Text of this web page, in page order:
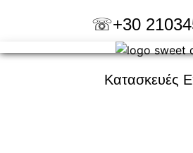
☏+30
Κατασκευές